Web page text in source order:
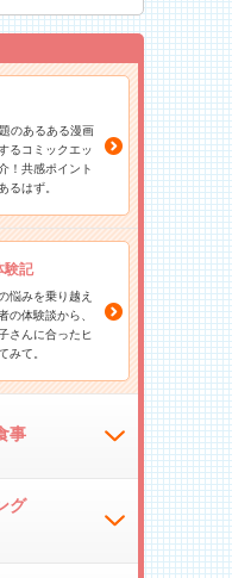
のあるある漫画
るコミックエッ
！共感ポイント
るはず。
験記
悩みを乗り越え
の体験談から、
さんに合ったヒ
みて。
事
グ